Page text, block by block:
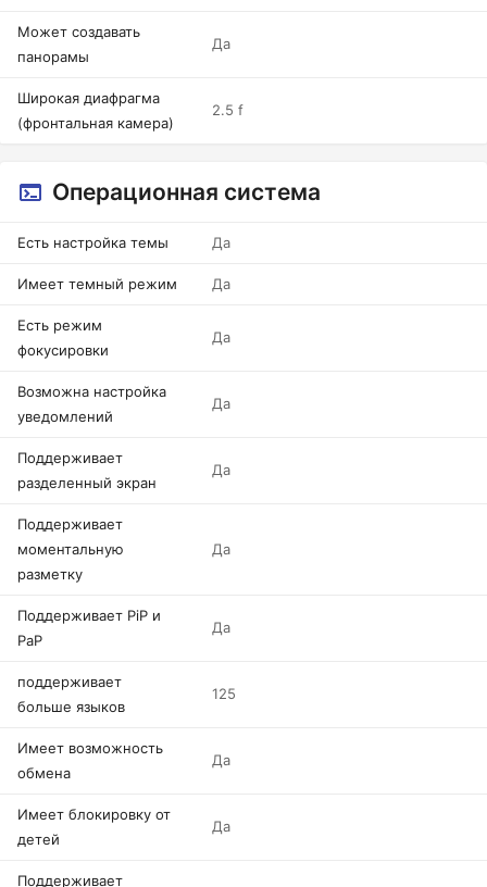
Может создавать
панорамы
Да
Широкая диафрагма
(фронтальная камера)
2.5 f
Операционная система
Есть настройка темы Да
Имеет темный режим Да
Есть режим
фокусировки
Да
Возможна настройка
уведомлений
Да
Поддерживает
разделенный экран
Да
Поддерживает
моментальную
разметку
Да
Поддерживает PiP и
PaP
Да
поддерживает
больше языков
125
Имеет возможность
обмена
Да
Имеет блокировку от
детей
Да
Поддерживает